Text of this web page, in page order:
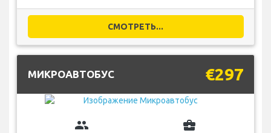
СМОТРЕТЬ...
МИКРОАВТОБУС €297
group business_center